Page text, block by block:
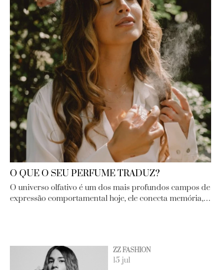
O QUE O SEU PERFUME TRADUZ?
O universo olfativo é um dos mais profundos campos de
expressão comportamental hoje, ele conecta memória,…
ZZ FASHION
15 jul